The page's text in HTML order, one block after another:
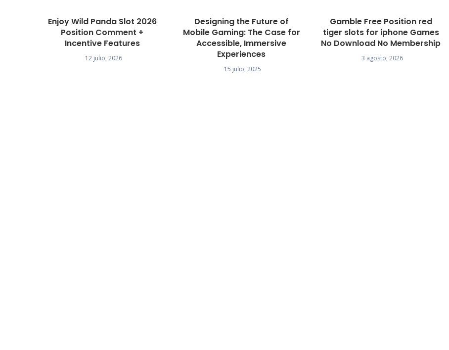
Enjoy Wild Panda Slot 2026
Position Comment +
Incentive Features
12 julio, 2026
Designing the Future of
Mobile Gaming: The Case for
Accessible, Immersive
Experiences
15 julio, 2025
Gamble Free Position red
tiger slots for iphone Games
No Download No Membership
3 agosto, 2026